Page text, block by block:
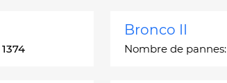
1374
Bronco II
Nombre de pannes: